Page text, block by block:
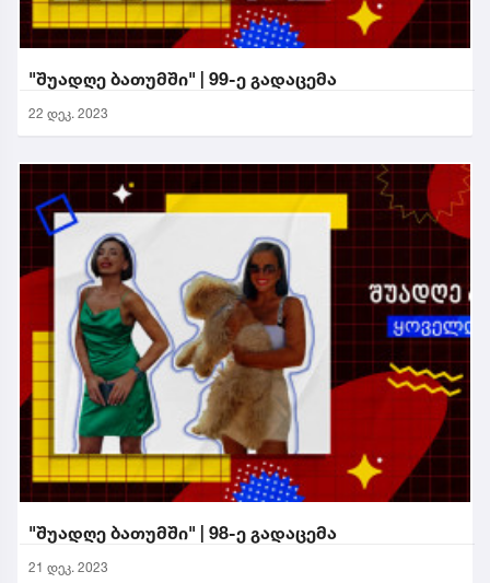
"შუადღე ბათუმში" | 99-ე გადაცემა
22 დეკ. 2023
"შუადღე ბათუმში" | 98-ე გადაცემა
21 დეკ. 2023